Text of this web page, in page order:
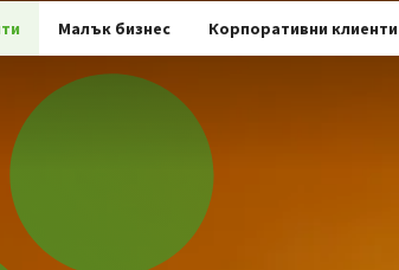
Малък бизнес Корпоративни клиенти